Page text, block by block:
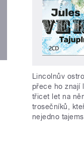
Lincolnův
přece ho znají
třicet let na
trosečníků,
nejedno